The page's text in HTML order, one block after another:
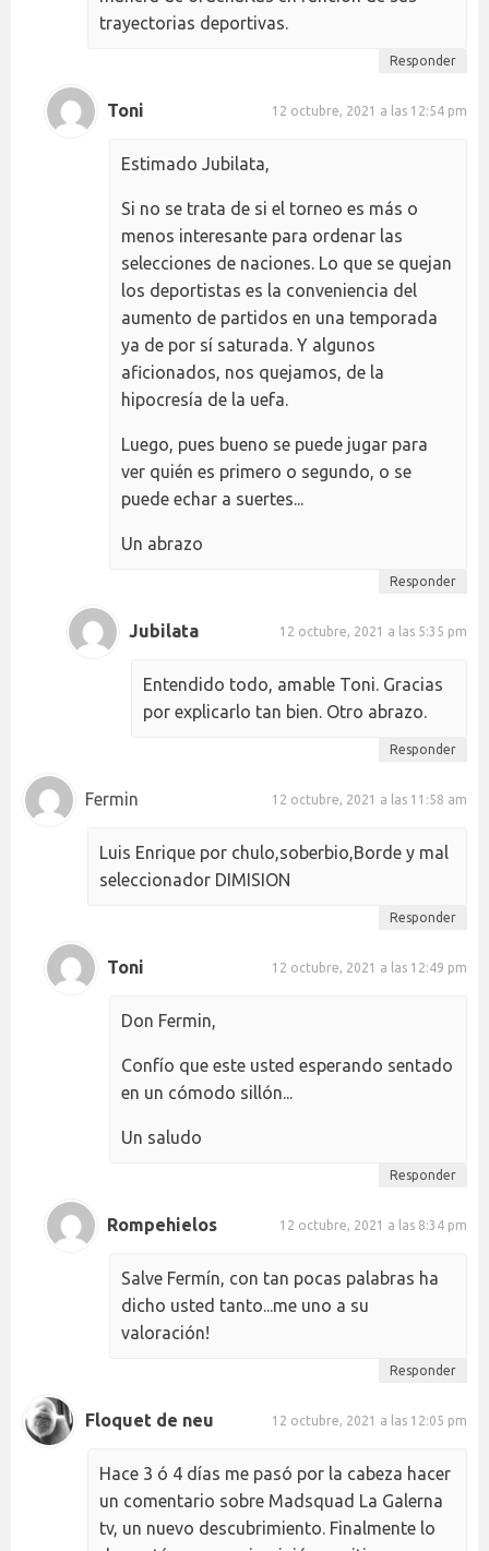
trayectorias deportivas.
Responder
Toni 12 octubre, 2021 a las 12:54 pm
Estimado Jubilata,
Si no se trata de si el torneo es más o
menos interesante para ordenar las
selecciones de naciones. Lo que se quejan
los deportistas es la conveniencia del
aumento de partidos en una temporada
ya de por sí saturada. Y algunos
aficionados, nos quejamos, de la
hipocresía de la uefa.
Luego, pues bueno se puede jugar para
ver quién es primero o segundo, o se
puede echar a suertes...
Un abrazo
Responder
Jubilata 12 octubre, 2021 a las 5:35 pm
Entendido todo, amable Toni. Gracias
por explicarlo tan bien. Otro abrazo.
Responder
Fermin 12 octubre, 2021 a las 11:58 am
Luis Enrique por chulo,soberbio,Borde y mal
seleccionador DIMISION
Responder
Toni 12 octubre, 2021 a las 12:49 pm
Don Fermin,
Confío que este usted esperando sentado
en un cómodo sillón...
Un saludo
Responder
Rompehielos 12 octubre, 2021 a las 8:34 pm
Salve Fermín, con tan pocas palabras ha
dicho usted tanto...me uno a su
valoración!
Responder
Floquet de neu 12 octubre, 2021 a las 12:05 pm
Hace 3 ó 4 días me pasó por la cabeza hacer
un comentario sobre Madsquad La Galerna
tv, un nuevo descubrimiento. Finalmente lo